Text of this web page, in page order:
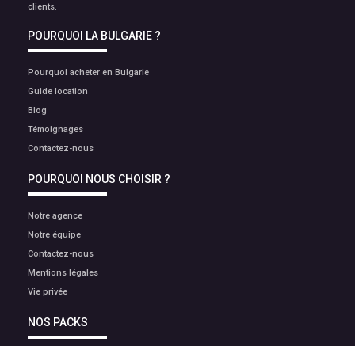
clients.
POURQUOI LA BULGARIE ?
Pourquoi acheter en Bulgarie
Guide location
Blog
Témoignages
Contactez-nous
POURQUOI NOUS CHOISIR ?
Notre agence
Notre équipe
Contactez-nous
Mentions légales
Vie privée
NOS PACKS